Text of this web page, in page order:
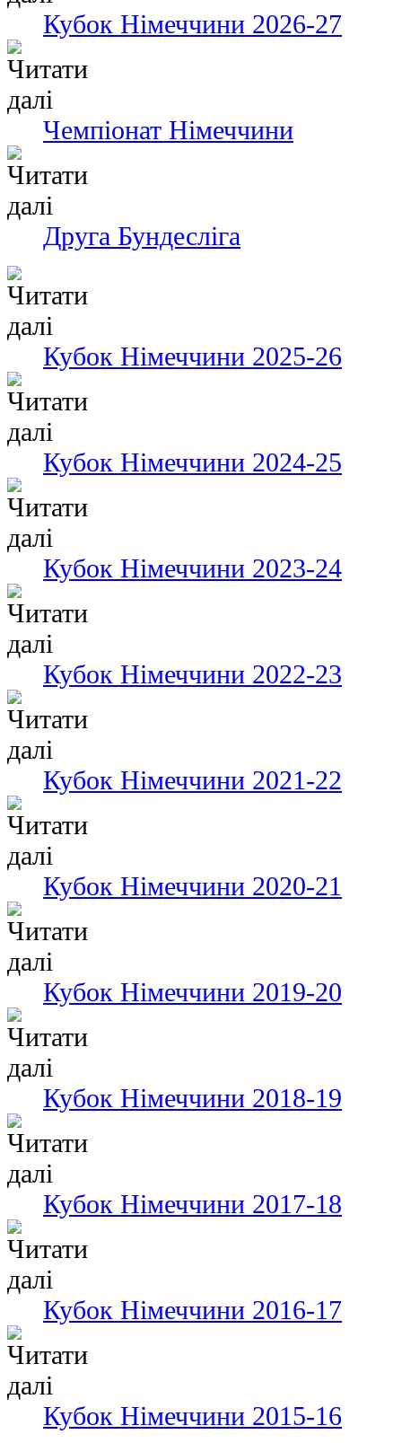
Кубок Німеччини 2026-27
Чемпіонат Німеччини
Друга Бундесліга
Кубок Німеччини 2025-26
Кубок Німеччини 2024-25
Кубок Німеччини 2023-24
Кубок Німеччини 2022-23
Кубок Німеччини 2021-22
Кубок Німеччини 2020-21
Кубок Німеччини 2019-20
Кубок Німеччини 2018-19
Кубок Німеччини 2017-18
Кубок Німеччини 2016-17
Кубок Німеччини 2015-16